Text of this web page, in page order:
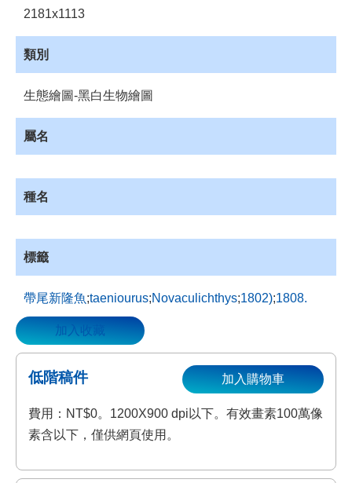
管
理
資
管
資
源
收
藏
入
2181x1113
類別
生態繪圖-黑白生物繪圖
屬名
種名
標籤
帶尾新隆魚;taeniourus;Novaculichthys;1802);1808.
加入收藏
低階稿件
費用：NT$0。1200X900 dpi以下。有效畫素100萬像
素含以下，僅供網頁使用。
加入購物車